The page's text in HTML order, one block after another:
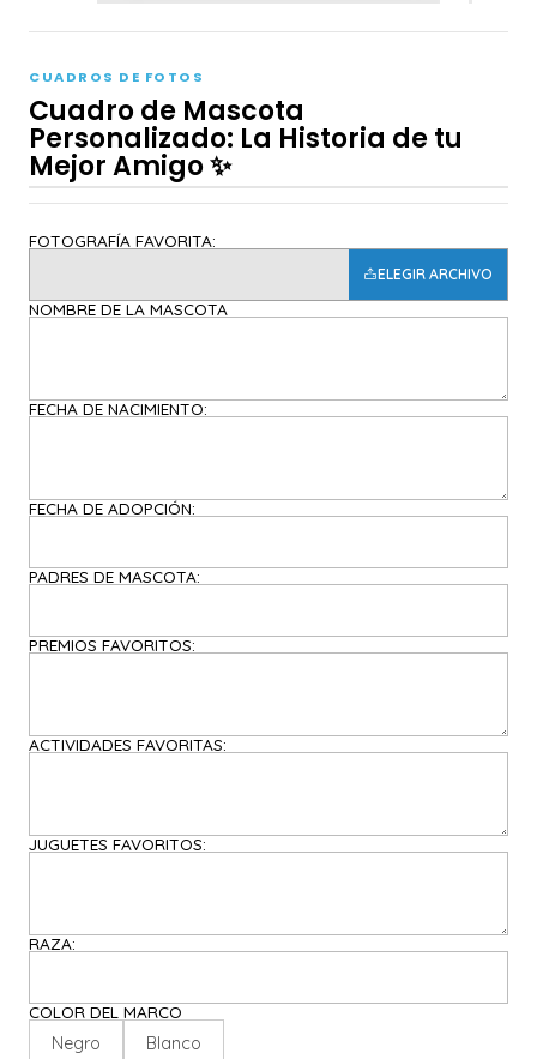
CUADROS DE FOTOS
Cuadro de Mascota
Personalizado: La Historia de tu
Mejor Amigo ✨
FOTOGRAFÍA FAVORITA:
ELEGIR ARCHIVO
NOMBRE DE LA MASCOTA
FECHA DE NACIMIENTO:
FECHA DE ADOPCIÓN:
PADRES DE MASCOTA:
PREMIOS FAVORITOS:
ACTIVIDADES FAVORITAS:
JUGUETES FAVORITOS:
RAZA:
COLOR DEL MARCO
Negro Blanco